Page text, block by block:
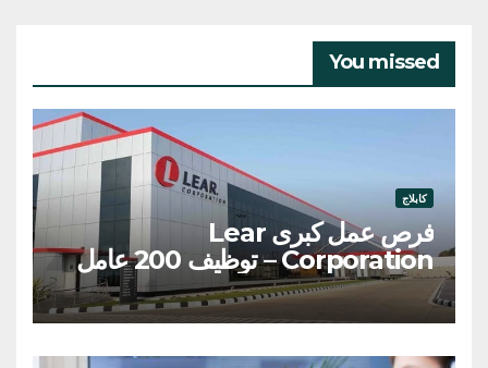
You missed
كابلاج
فرص عمل كبرى Lear
Corporation – توظيف 200 عامل
وعاملة